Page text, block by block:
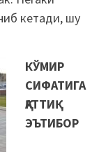
кетади, шу
КЎМИР
СИФАТИГА
ҚАТТИҚ
ЭЪТИБОР